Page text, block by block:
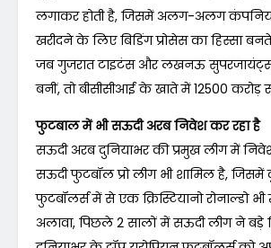
लगाकर होती है, जिसमें अलग-अलग कंपनियां
खरीदने के लिए बिडिंग प्रोसेस का हिस्सा
जब गुजरात टाइटंस और लखनऊ सुपरजायंट्स
बनीं, तो बीसीसीआई के खाते में 12500
फुटबाल में भी सऊदी अरब निवेश कर रहा है
सऊदी अरब दुनियाभर की प्रमुख लीग में
सऊदी फुटबॉल प्रो लीग भी शामिल है, जिसमें
फुटबॉलर्स में से एक क्रिस्टियानो रोनाल्डो
अलावा, पिछले 2 सालों में सऊदी लीग ने